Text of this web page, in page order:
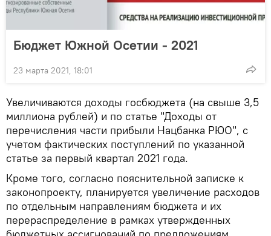
Бюджет Южной Осетии - 2021
23 марта 2021, 18:01
Увеличиваются доходы госбюджета (на свыше 3,5
миллиона рублей) и по статье "Доходы от
перечисления части прибыли Нацбанка РЮО", с
учетом фактических поступлений по указанной
статье за первый квартал 2021 года.
Кроме того, согласно пояснительной записке к
законопроекту, планируется увеличение расходов
по отдельным направлениям бюджета и их
перераспределение в рамках утвержденных